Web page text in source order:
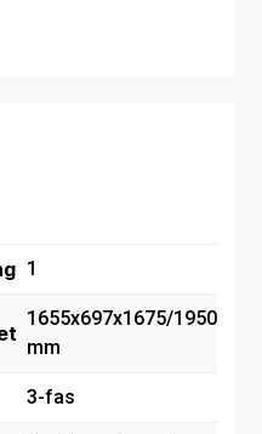
1
1655x697x1675/1950
mm
3-fas